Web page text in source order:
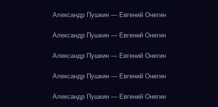
Александр Пушкин — Евгений Онегин
Александр Пушкин — Евгений Онегин
Александр Пушкин — Евгений Онегин
Александр Пушкин — Евгений Онегин
Александр Пушкин — Евгений Онегин